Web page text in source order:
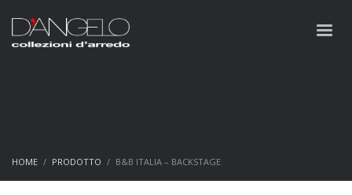
HOME PRODOTTO B&B ITALIA – BACKSTAGE